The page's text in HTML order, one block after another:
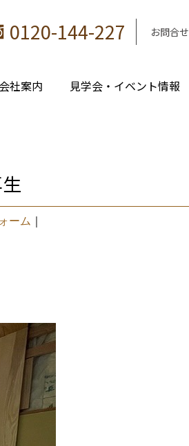
0120-144-227 お問合せ
社案内 見学会・イベント情報
ーム